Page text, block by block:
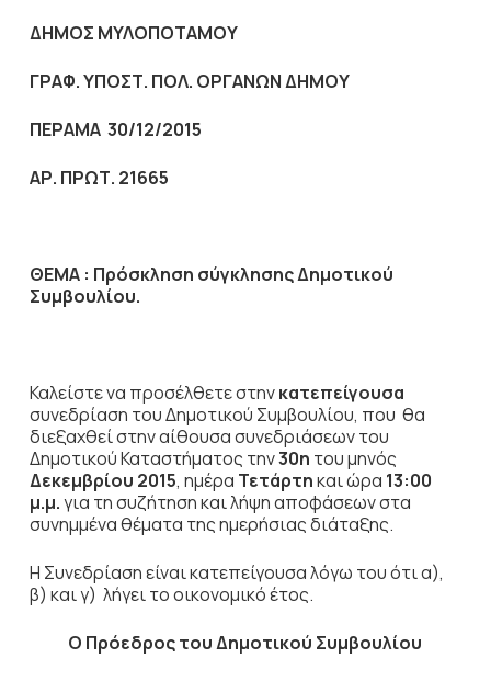
ΔΗΜΟΣ ΜΥΛΟΠΟΤΑΜΟΥ
ΓΡΑΦ. ΥΠΟΣΤ. ΠΟΛ. ΟΡΓΑΝΩΝ ΔΗΜΟΥ
ΠΕΡΑΜΑ 30/12/2015
ΑΡ. ΠΡΩΤ. 21665
ΘΕΜΑ : Πρόσκληση σύγκλησης Δημοτικού
Συμβουλίου.
Καλείστε να προσέλθετε στηνκατεπείγουσα
συνεδρίαση του Δημοτικού Συμβουλίου, που θα
διεξαχθεί στην αίθουσα συνεδριάσεων του
Δημοτικού Καταστήματος την30η του μηνός
Δεκεμβρίου 2015, ημέρα Τετάρτηκαι ώρα 13:00
μ.μ.για τη συζήτησηκαι λήψη αποφάσεων στα
συνημμένα θέματα της ημερήσιας διάταξης.
Η Συνεδρίαση είναι κατεπείγουσα λόγω του ότι α),
β) και γ) λήγει το οικονομικό έτος.
Ο Πρόεδρος του Δημοτικού Συμβουλίου